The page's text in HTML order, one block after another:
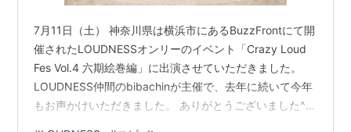
7月11日（土） 神奈川県は横浜市にあるBuzzFrontにて開
催されたLOUDNESSオンリーのイベント「Crazy Loud
Fes Vol.4 六期絵巻編」に出演させていただきました。
LOUDNESS仲間のbibachinが主催で、去年に続いて今年
もお声かけいただきました。 ありがとうございました^_^